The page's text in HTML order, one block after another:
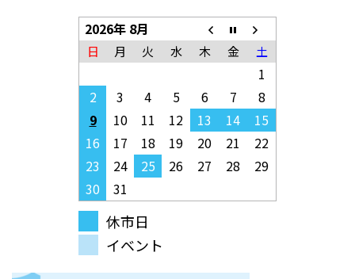
2026年 8月
日 月 火 水 木 金 土
1
2
3 4 5 6 7
8
9
10 11 12 13 14
15
16
17 18 19 20 21
22
23
24 25 26 27 28
29
30
31
休市日
イベント